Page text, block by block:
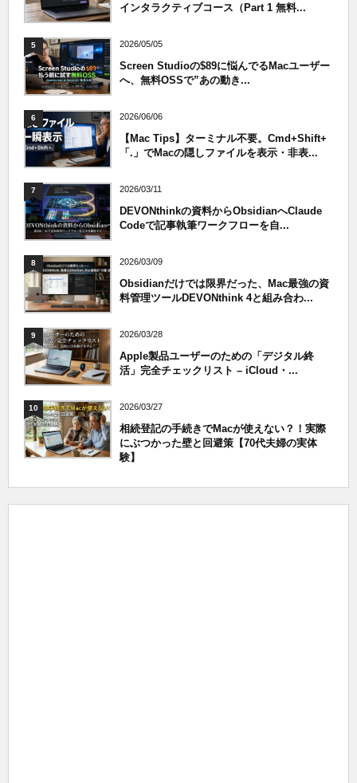
インタラクティブコース（Part 1 無料...
5 2026/05/05
Screen Studioの$89に悩んでるMacユーザー
へ、無料OSSで”あの動き...
6 2026/06/06
【Mac Tips】ターミナル不要。Cmd+Shift+
「.」でMacの隠しファイルを表示・非表...
7 2026/03/11
DEVONthinkの資料からObsidianへClaude
Codeで記事執筆ワークフローを自...
8 2026/03/09
Obsidianだけでは限界だった、Mac最強の資
料管理ツールDEVONthink 4と組み合わ...
9 2026/03/28
Apple製品ユーザーのための「デジタル終
活」完全チェックリスト – iCloud・...
10 2026/03/27
相続登記の手続きでMacが使えない？！実際
にぶつかった壁と回避策【70代夫婦の実体
験】